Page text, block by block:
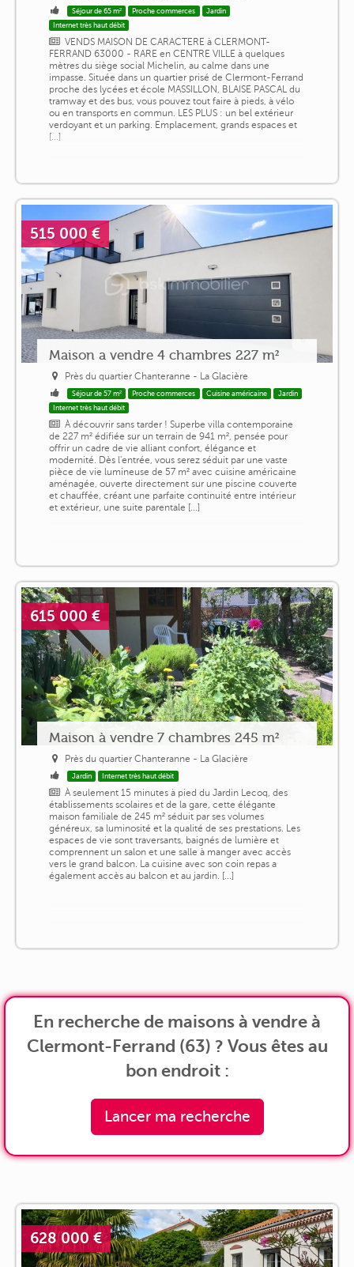
Séjour de 65 m² Proche commerces
Jardin
Internet très haut débit
VENDS MAISON DE CARACTERE à CLERMONT-
FERRAND 63000 - RARE en CENTRE VILLE à quelques
mètres du siège social Michelin, au calme dans une
impasse. Située dans un quartier prisé de Clermont-Ferrand
proche des lycées et école MASSILLON, BLAISE PASCAL du
tramway et des bus, vous pouvez tout faire à pieds, à vélo
ou en transports en commun. LES PLUS : un bel extérieur
verdoyant et un parking. Emplacement, grands espaces et
[...]
515 000 €
Maison a vendre 4 chambres 227 m²
Près du quartier Chanteranne - La Glacière
Séjour de 57 m² Proche commerces Cuisine américaine
Jardin
Internet très haut débit
À découvrir sans tarder ! Superbe villa contemporaine
de 227 m² édifiée sur un terrain de 941 m², pensée pour
offrir un cadre de vie alliant confort, élégance et
modernité. Dès l'entrée, vous serez séduit par une vaste
pièce de vie lumineuse de 57 m² avec cuisine américaine
aménagée, ouverte directement sur une piscine couverte
et chauffée, créant une parfaite continuité entre intérieur
et extérieur, une suite parentale [...]
615 000 €
Maison à vendre 7 chambres 245 m²
Près du quartier Chanteranne - La Glacière
Jardin Internet très haut débit
À seulement 15 minutes à pied du Jardin Lecoq, des
établissements scolaires et de la gare, cette élégante
maison familiale de 245 m² séduit par ses volumes
généreux, sa luminosité et la qualité de ses prestations. Les
espaces de vie sont traversants, baignés de lumière et
comprennent un salon et une salle à manger avec accès
vers le grand balcon. La cuisine avec son coin repas a
également accès au balcon et au jardin. [...]
En recherche de maisons à vendre à
Clermont-Ferrand (63) ? Vous êtes au
bon endroit :
Lancer ma recherche
628 000 €